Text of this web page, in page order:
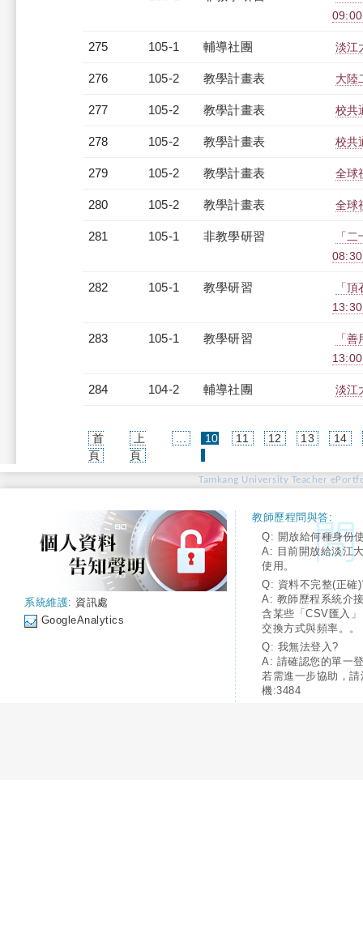
275 105-1 輔導社團 淡江
276 105-2 教學計畫表 大陸
277 105-2 教學計畫表 校共
278 105-2 教學計畫表 校共
279 105-2 教學計畫表 全球
280 105-2 教學計畫表 全球
281 105-1 非教學研習
「
282 105-1 教學研習
「
283 105-1 教學研習
「
284 104-2 輔導社團 淡江
首
頁
上
頁
10
11 12 13 14
Tamkang University Teacher
系統維護: 資訊處
GoogleAnalytics
教師歷程問與答:
Q: 開放給何種身份
A: 目前開放給淡江
使用。
Q: 資料不完整(正確
A: 教師歷程系統介
含某些「CSV匯入
交換方式與頻率。。
Q: 我無法登入?
A: 請確認您的單一
若需進一步協助，
機:3484